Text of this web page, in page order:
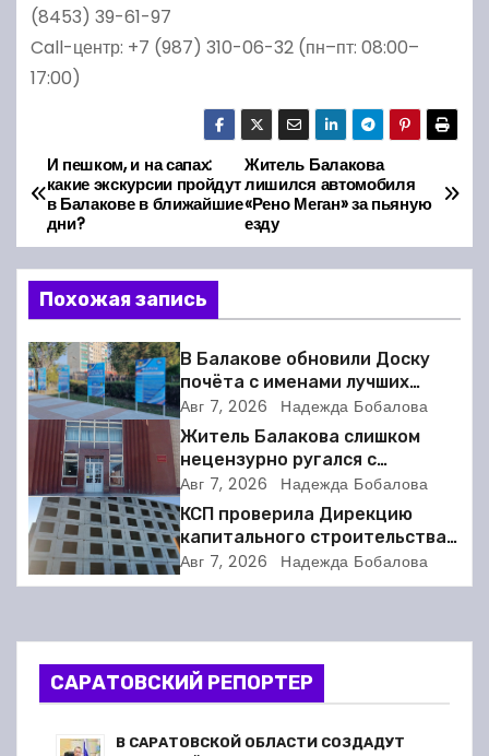
(8453) 39-61-97
Call-центр: +7 (987) 310-06-32 (пн–пт: 08:00–
17:00)
Н
а
в
и
г
а
ц
и
я
п
о
Житель Балакова
лишился автомобиля
«Рено Меган» за пьяную
езду
И пешком, и на сапах:
какие экскурсии пройдут
в Балакове в ближайшие
дни?
Похожая запись
В Балакове обновили Доску
почёта с именами лучших
спортсменов. Фото
Авг 7, 2026 Надежда Бобалова
Житель Балакова слишком
нецензурно ругался с
соседкой и получил двое суток
ареста
Авг 7, 2026 Надежда Бобалова
КСП проверила Дирекцию
капитального строительства в
Балакове и нашла множество
нарушений
Авг 7, 2026 Надежда Бобалова
САРАТОВСКИЙ РЕПОРТЕР
В САРАТОВСКОЙ ОБЛАСТИ СОЗДАДУТ